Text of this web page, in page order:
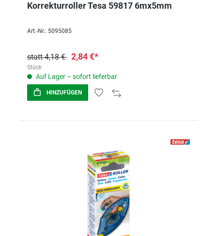
Korrekturroller Tesa 59817 6mx5mm
Art.-Nr.: 5095085
statt 4,18 € 2,84 €*
Stück
Auf Lager – sofort lieferbar
HINZUFÜGEN